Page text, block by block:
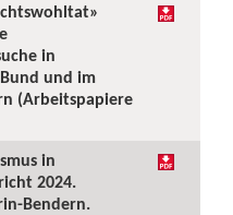
in
und im
(Arbeitspapiere
in
2024.
Bendern.